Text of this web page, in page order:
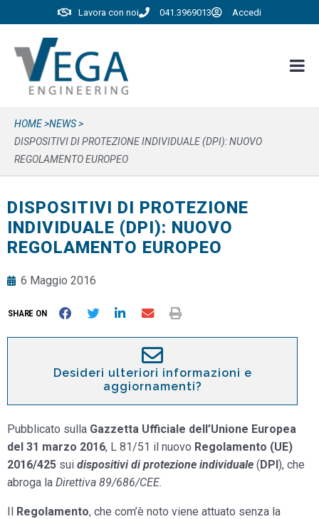
Lavora con noi 041.3969013 Accedi
HOME >NEWS >
DISPOSITIVI DI PROTEZIONE INDIVIDUALE (DPI): NUOVO
REGOLAMENTO EUROPEO
DISPOSITIVI DI PROTEZIONE
INDIVIDUALE (DPI): NUOVO
REGOLAMENTO EUROPEO
6 Maggio 2016
SHARE ON
Desideri ulteriori informazioni e
aggiornamenti?
Pubblicato sulla Gazzetta Ufficiale dell’Unione Europea
del 31 marzo 2016, L 81/51 il nuovo Regolamento (UE)
2016/425 sui dispositivi di protezione individuale (DPI), che
abroga la Direttiva 89/686/CEE.
Il Regolamento, che com’è noto viene attuato senza la